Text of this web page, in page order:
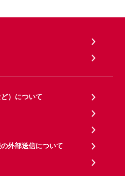
）について
外部送信について